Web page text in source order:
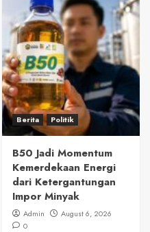
Berita Politik
B50 Jadi Momentum
Kemerdekaan Energi
dari Ketergantungan
Impor Minyak
Admin
August 6, 2026
0